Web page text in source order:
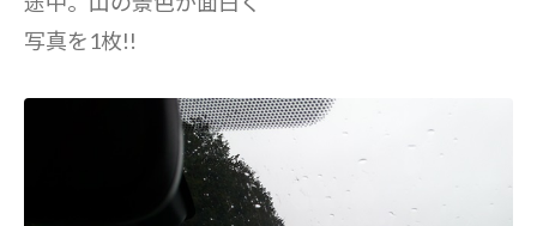
写真を1枚!!